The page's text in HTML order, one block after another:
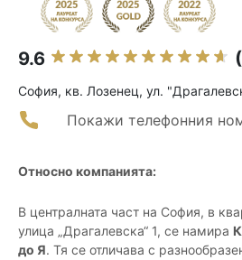
9.6
София, кв. Лозенец, ул.
Покажи телефонния
Относно компанията:
В централната част на София, в
улица „Драгалевска“ 1, се намира
до Я. Тя се отличава с